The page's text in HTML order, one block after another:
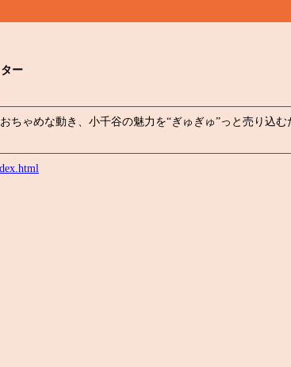
ー
ゃめな動き、小千谷の魅力を“ぎゅぎゅ”っと売り込む